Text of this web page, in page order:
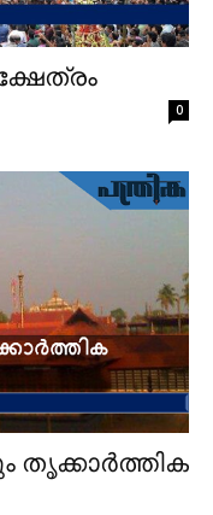
0
തൃക്കാർത്തിക